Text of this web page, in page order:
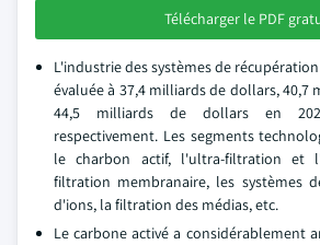
Télécharger le PDF
L'industrie des systèmes de
évaluée à 37,4 milliards de dollars, 40,7
44,5 milliards de dollars en
respectivement. Les segments
le charbon actif, l'ultra-filtration et
filtration membranaire, les systèmes
d'ions, la filtration des médias, etc.
Le carbone activé a considérablement